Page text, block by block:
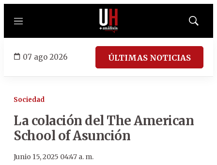
Menú
Mostrar
07 ago 2026 ÚLTIMAS NOTICIAS
Sociedad
La colación del The American
School of Asunción
Junio 15, 2025 04:47 a. m.